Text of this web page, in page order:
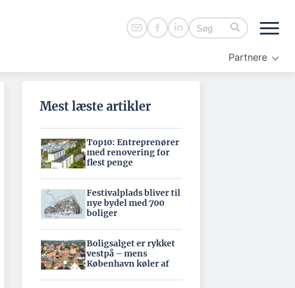
Partnere
Mest læste artikler
Top10: Entreprenører
med renovering for
flest penge
Festivalplads bliver til
nye bydel med 700
boliger
Boligsalget er rykket
vestpå – mens
København køler af